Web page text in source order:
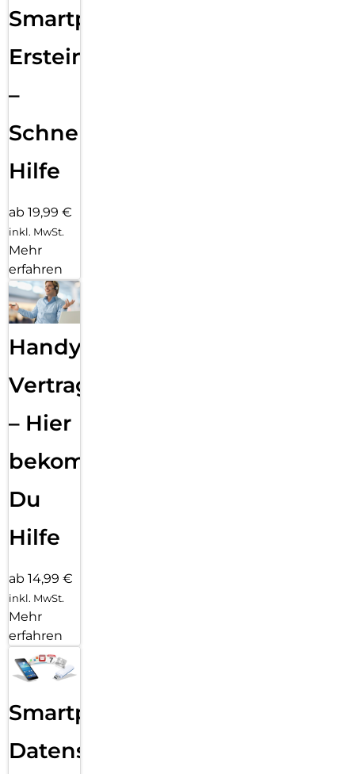
Smartphone
Ersteinrichtung
–
Schnelle
Hilfe
ab 19,99 €
inkl. MwSt.
Mehr
erfahren
Handy
Vertragsabwicklung
– Hier
bekommst
Du
Hilfe
ab 14,99 €
inkl. MwSt.
Mehr
erfahren
Smartphone
Datensicherung